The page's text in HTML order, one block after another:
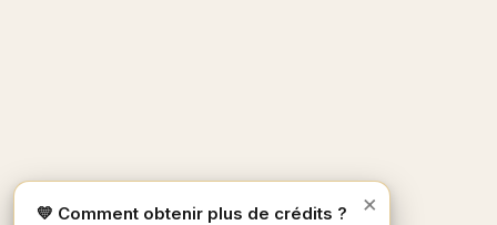
×
💛 Comment obtenir plus de crédits ?